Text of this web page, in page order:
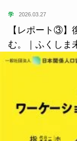
学 2026.03.27
【レポート③】
む。｜ふくしま